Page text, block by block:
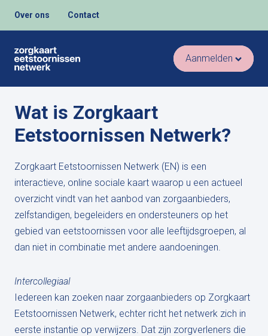
Over ons Contact
Aanmelden
Wat is Zorgkaart
Eetstoornissen Netwerk?
Zorgkaart Eetstoornissen Netwerk (EN) is een
interactieve, online sociale kaart waarop u een actueel
overzicht vindt van het aanbod van zorgaanbieders,
zelfstandigen, begeleiders en ondersteuners op het
gebied van eetstoornissen voor alle leeftijdsgroepen, al
dan niet in combinatie met andere aandoeningen.
Intercollegiaal
Iedereen kan zoeken naar zorgaanbieders op Zorgkaart
Eetstoornissen Netwerk, echter richt het netwerk zich in
eerste instantie op verwijzers. Dat zijn zorgverleners die